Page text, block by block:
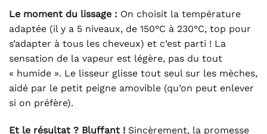
Le moment du lissage : On choisit la température
adaptée (il y a 5 niveaux, de 150°C à 230°C, top pour
s’adapter à tous les cheveux) et c’est parti ! La
sensation de la vapeur est légère, pas du tout
« humide ». Le lisseur glisse tout seul sur les mèches,
aidé par le petit peigne amovible (qu’on peut enlever
si on préfère).
Et le résultat ? Bluffant ! Sincèrement, la promesse